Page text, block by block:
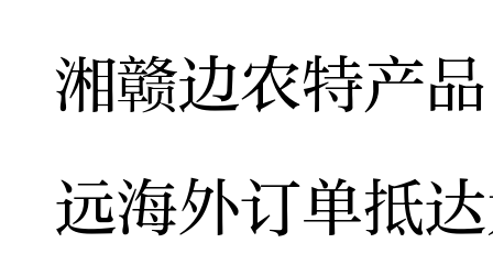
湘赣边农特产
远海外订单抵